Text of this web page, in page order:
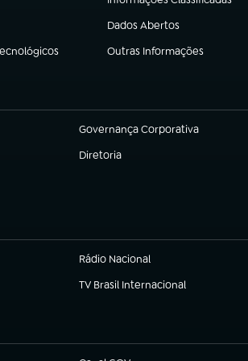
(abre em nova aba)
Dados Abertos
(abre em nova aba)
Outras Informações
(abre em nova aba)
Governança Corporativa
(abre em nova aba)
Diretoria
(abre em nova aba)
Rádio Nacional
TV Brasil Internacional
(abre em nova aba)